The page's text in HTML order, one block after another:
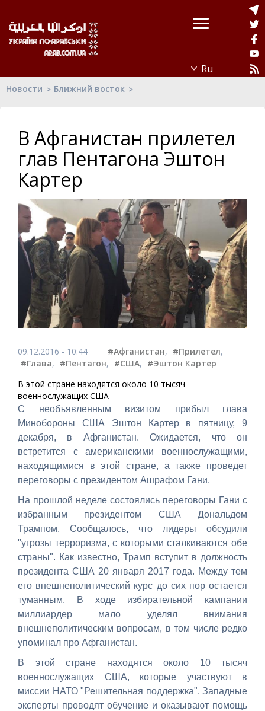
Новости Ближний восток
В Афганистан прилетел
глав Пентагона Эштон
Картер
09.12.2016 - 10:44 #Афганистан, #Прилетел,
#Глава, #Пентагон, #США, #Эштон Картер
В этой стране находятся около 10 тысяч
военнослужащих США
С необъявленным визитом прибыл глава
Минобороны США Эштон Картер в пятницу, 9
декабря, в Афганистан. Ожидается, что он
встретится с американскими военнослужащими,
находящимися в этой стране, а также проведет
переговоры с президентом Ашрафом Гани.
На прошлой неделе состоялись переговоры Гани с
избранным президентом США Дональдом
Трампом. Сообщалось, что лидеры обсудили
"угрозы терроризма, с которыми сталкиваются обе
страны". Как известно, Трамп вступит в должность
президента США 20 января 2017 года. Между тем
его внешнеполитический курс до сих пор остается
туманным. В ходе избирательной кампании
миллиардер мало уделял внимания
внешнеполитическим вопросам, в том числе редко
упоминал про Афганистан.
В этой стране находятся около 10 тысяч
военнослужащих США, которые участвуют в
миссии НАТО "Решительная поддержка". Западные
эксперты проводят обучение и оказывают помощь